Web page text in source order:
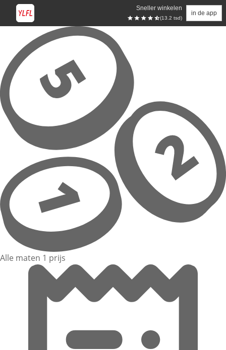
Sneller winkelen
(13.2 tsd)
in de app
Overslaan naar hoofdinhoud
Alle maten 1 prijs